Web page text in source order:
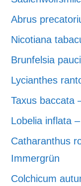
Abrus
Nicotiana
Brunfelsia
Lycianthes
Taxus baccata
Lobelia inflata
Catharanthus
Immergrün
Colchicum